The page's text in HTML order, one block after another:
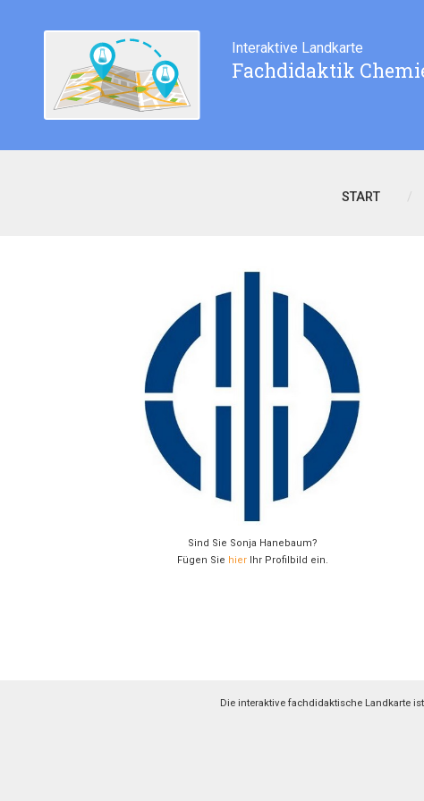
Interaktive Landkarte
Fachdidaktik
START
Sind Sie Sonja Hanebaum?
Fügen Sie hierIhr Profilbild ein.
Die interaktive fachdidaktische Landkarte